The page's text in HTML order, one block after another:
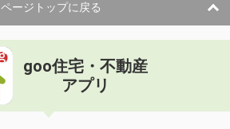
ページトップに戻る
goo住宅・不動産
アプリ